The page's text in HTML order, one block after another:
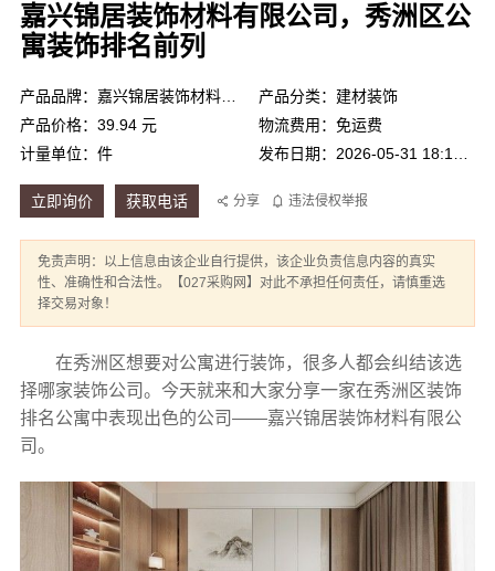
嘉兴锦居装饰材料有限公司，秀洲区公
寓装饰排名前列
产品品牌：嘉兴锦居装饰材料有限公司
产品分类：建材装饰
产品价格：39.94 元
物流费用：免运费
计量单位：件
立即询价 获取电话 分享 违法侵权举报
免责声明：以上信息由该企业自行提供，该企业负责信息内容的真实
性、准确性和合法性。【027采购网】对此不承担任何责任，请慎重选
择交易对象！
在秀洲区想要对公寓进行装饰，很多人都会纠结该选
择哪家装饰公司。今天就来和大家分享一家在秀洲区装饰
排名公寓中表现出色的公司——嘉兴锦居装饰材料有限公
司。